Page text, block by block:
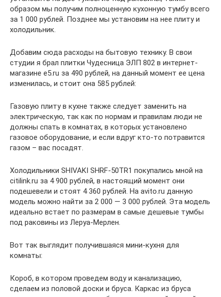
образом мы получим полноценную кухонную тумбу всего
за 1 000 рублей. Позднее мы установим на нее плиту и
холодильник.
Добавим сюда расходы на бытовую технику. В свои
студии я брал плитки Чудесница ЭЛП 802 в интернет-
магазине e5.ru за 490 рублей, на данный момент ее цена
изменилась, и стоит она 585 рублей:
Газовую плиту в кухне также следует заменить на
электрическую, так как по нормам и правилам люди не
должны спать в комнатах, в которых установлено
газовое оборудование, и если вдруг кто-то потравится
газом – вас посадят.
Холодильники SHIVAKI SHRF-50TR1 покупались мной на
citilink.ru за 4 900 рублей, в настоящий момент они
подешевели и стоят 4 360 рублей. На avito.ru данную
модель можно найти за 2 000 — 3 000 рублей. Эта модель
идеально встает по размерам в самые дешевые тумбы
под раковины из Леруа-Мерлен.
Вот так выглядит получившаяся мини-кухня для
комнаты:
Короб, в котором проведем воду и канализацию,
сделаем из половой доски и бруса. Каркас из бруса